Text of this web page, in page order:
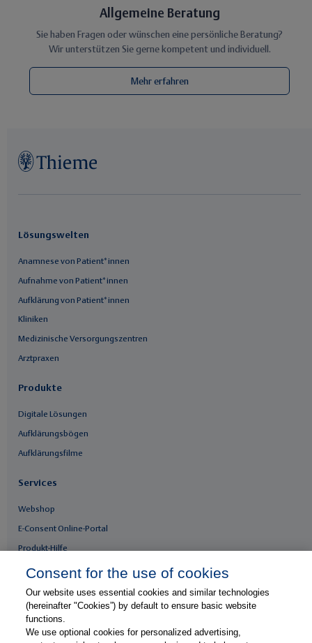
Allgemeine Beratung
Sie haben Fragen oder wünschen eine persönliche Beratung?
Wir unterstützen Sie gerne kompetent und individuell.
Mehr erfahren
Lösungswelten
Anamnese von Patient*innen
Aufnahme von Patient*innen
Aufklärung von Patient*innen
Kliniken
Medizinische Versorgungszentren
Arztpraxen
Produkte
Digitale Lösungen
Aufklärungsbögen
Aufklärungsfilme
Services
Webshop
E-Consent Online-Portal
Produkt-Hilfe
Whitepaper & Infomaterial
Unser Unternehmen
Presse & News
Consent for the use of cookies
Our website uses essential cookies and similar technologies
(hereinafter "Cookies”) by default to ensure basic website
functions.
We use optional cookies for personalized advertising,